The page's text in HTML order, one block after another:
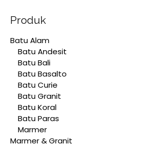
Produk
Batu Alam
Batu Andesit
Batu Bali
Batu Basalto
Batu Curie
Batu Granit
Batu Koral
Batu Paras
Marmer
Marmer & Granit